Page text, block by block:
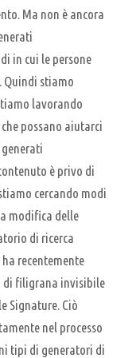
Ma non è ancora
in cui le persone
Quindi stiamo
lavorando
possano aiutarci
è privo di
cercando modi
modifica delle
di ricerca
recentemente
di filigrana invisibile
Signature. Ciò
nel processo
tipi di generatori di